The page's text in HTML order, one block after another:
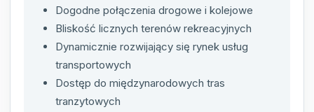
Dogodne połączenia drogowe i kolejowe
Bliskość licznych terenów rekreacyjnych
Dynamicznie rozwijający się rynek usług
transportowych
Dostęp do międzynarodowych tras
tranzytowych